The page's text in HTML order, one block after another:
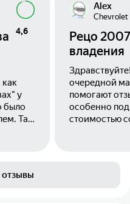
4,6
у
было
Так
Alex
Chevrolet
Рецо
владения
очередной
помогают
особенно
стоимостью
отзывы